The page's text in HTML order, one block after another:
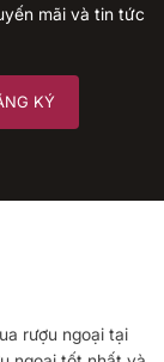
mãi và tin tức
rượu ngoại tại